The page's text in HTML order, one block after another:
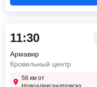
11:30
Армавир
Кровельный центр
56 км от